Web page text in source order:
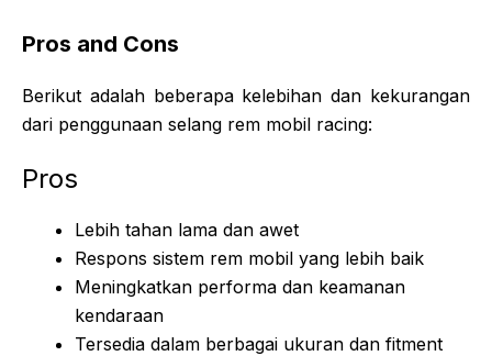
Pros and Cons
Berikut adalah beberapa kelebihan dan kekurangan
dari penggunaan selang rem mobil racing:
Pros
Lebih tahan lama dan awet
Respons sistem rem mobil yang lebih baik
Meningkatkan performa dan keamanan
kendaraan
Tersedia dalam berbagai ukuran dan fitment